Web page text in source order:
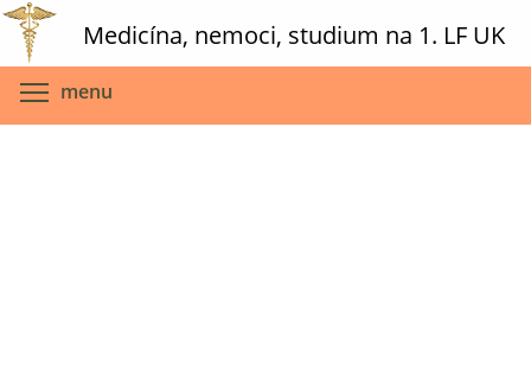
Skip
main
content
Medicína, nemoci, studium na 1. LF UK
menu